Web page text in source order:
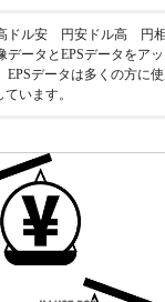
高ドル安 円安ドル高 円
データとEPSデータをア
データは多くの方に
います。